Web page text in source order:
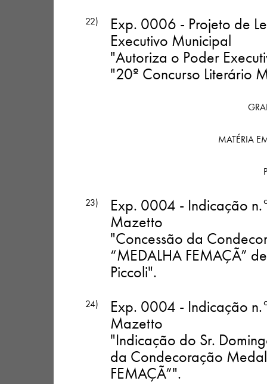
22)
Exp. 0006 - Projeto de
Executivo Municipal
"Autoriza o Poder
"20º Concurso Literário
MATÉRIA
23)
Exp. 0004 - Indicação
Mazetto
"Concessão da
“MEDALHA FEMAÇÃ”
Piccoli".
24)
Exp. 0004 - Indicação
Mazetto
"Indicação do Sr.
da Condecoração
FEMAÇÃ”".